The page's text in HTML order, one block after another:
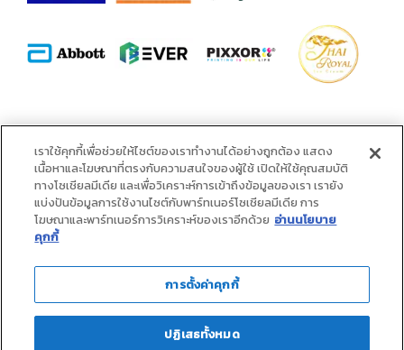
alliance
เราใช้คุกกี้เพื่อช่วยให้ไซต์ของเราทำงานได้อย่างถูกต้อง แสดง
เนื้อหาและโฆษณาที่ตรงกับความสนใจของผู้ใช้ เปิดให้ใช้คุณสมบัติ
ทางโซเชียลมีเดีย และเพื่อวิเคราะห์การเข้าถึงข้อมูลของเรา เรายัง
แบ่งปันข้อมูลการใช้งานไซต์กับพาร์ทเนอร์โซเชียลมีเดีย การ
โฆษณาและพาร์ทเนอร์การวิเคราะห์ของเราอีกด้วย อ่านนโยบาย
คุกกี้
การตั้งค่าคุกกี้
ปฏิเสธทั้งหมด